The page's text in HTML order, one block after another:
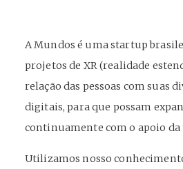
A Mundos é uma startup
projetos de XR (realidade
relação das pessoas com suas
digitais, para que possam
continuamente com o apoio da
Utilizamos nosso